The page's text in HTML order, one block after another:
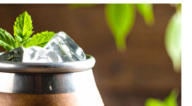
a hőség ellen!